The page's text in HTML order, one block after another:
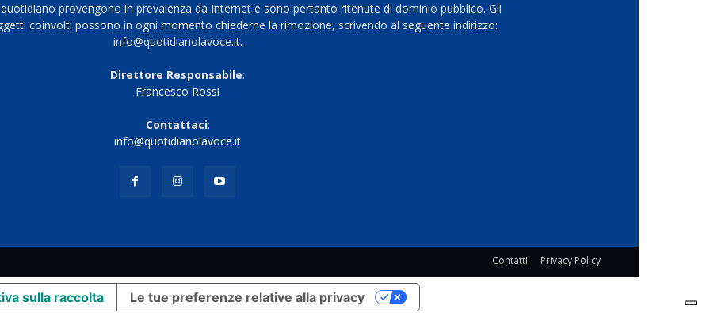
provengono in prevalenza da Internet e sono pertanto ritenute di dominio pubblico. Gli
coinvolti possono in ogni momento chiederne la rimozione, scrivendo al seguente indirizzo:
info@quotidianolavoce.it.
Direttore Responsabile:
Francesco Rossi
Contattaci:
info@quotidianolavoce.it
Contatti Privacy Policy
sulla raccolta Le tue preferenze relative alla privacy